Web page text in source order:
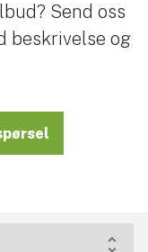
Send oss
beskrivelse og